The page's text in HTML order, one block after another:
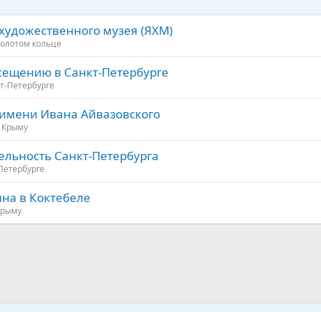
музея (ЯХМ)
кольце
в Санкт-Петербурге
Петербурге
Ивана Айвазовского
Крыму
Санкт-Петербурга
в Коктебеле